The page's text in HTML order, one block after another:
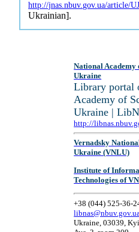
http://jnas.nbuv.gov.ua/article/
Ukrainian].
National Academy
Ukraine
Library portal
Academy of
Ukraine |
http://
Vernadsky
Ukraine (VNLU)
Institute of
Technologies of
+38 (044) 525-36-
libnas@nbuv.gov.ua
Ukraine, 03039,